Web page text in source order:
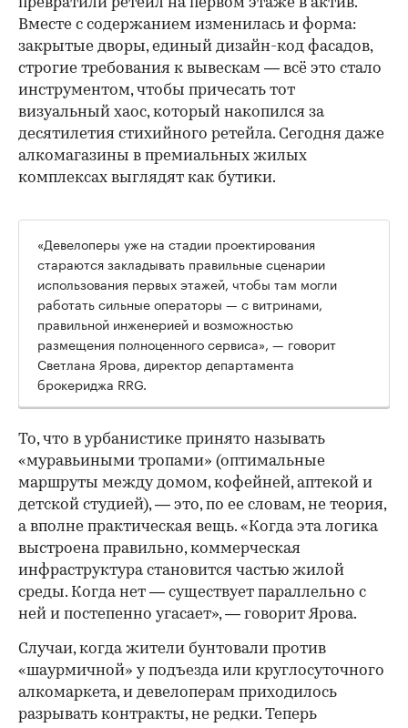
превратили ретейл на первом этаже в актив.
Вместе с содержанием изменилась и форма:
закрытые дворы, единый дизайн-код фасадов,
строгие требования к вывескам — всё это стало
инструментом, чтобы причесать тот
визуальный хаос, который накопился за
десятилетия стихийного ретейла. Сегодня даже
алкомагазины в премиальных жилых
комплексах выглядят как бутики.
00:00
«Девелоперы уже на стадии проектирования
стараются закладывать правильные сценарии
использования первых этажей, чтобы там могли
работать сильные операторы — с витринами,
правильной инженерией и возможностью
размещения полноценного сервиса», — говорит
Светлана Ярова, директор департамента
брокериджа RRG.
То, что в урбанистике принято называть
«муравьиными тропами» (оптимальные
маршруты между домом, кофейней, аптекой и
детской студией), — это, по ее словам, не теория,
а вполне практическая вещь. «Когда эта логика
выстроена правильно, коммерческая
инфраструктура становится частью жилой
среды. Когда нет — существует параллельно с
ней и постепенно угасает», — говорит Ярова.
Случаи, когда жители бунтовали против
«шаурмичной» у подъезда или круглосуточного
алкомаркета, и девелоперам приходилось
разрывать контракты, не редки. Теперь